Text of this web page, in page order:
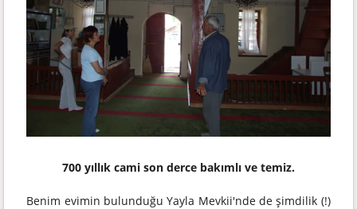
700 yıllık cami son derce bakımlı ve temiz.
Benim evimin bulunduğu Yayla Mevkii'nde de şimdilik (!)